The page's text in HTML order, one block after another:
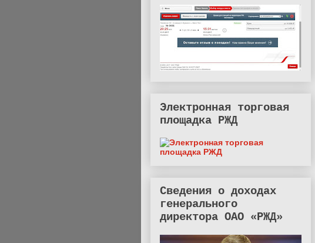
Электронная торговая
площадка РЖД
Сведения о доходах
генерального
директора ОАО «РЖД»